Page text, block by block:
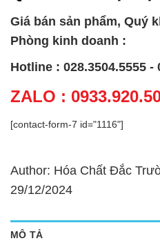
Giá bán sản phẩm, Quý
Phòng kinh doanh :
Hotline : 028.3504.5555 -
ZALO :
[contact-form-7 id="1116"]
Author: Hóa Chất Đắc
29/12/2024
MÔ TẢ